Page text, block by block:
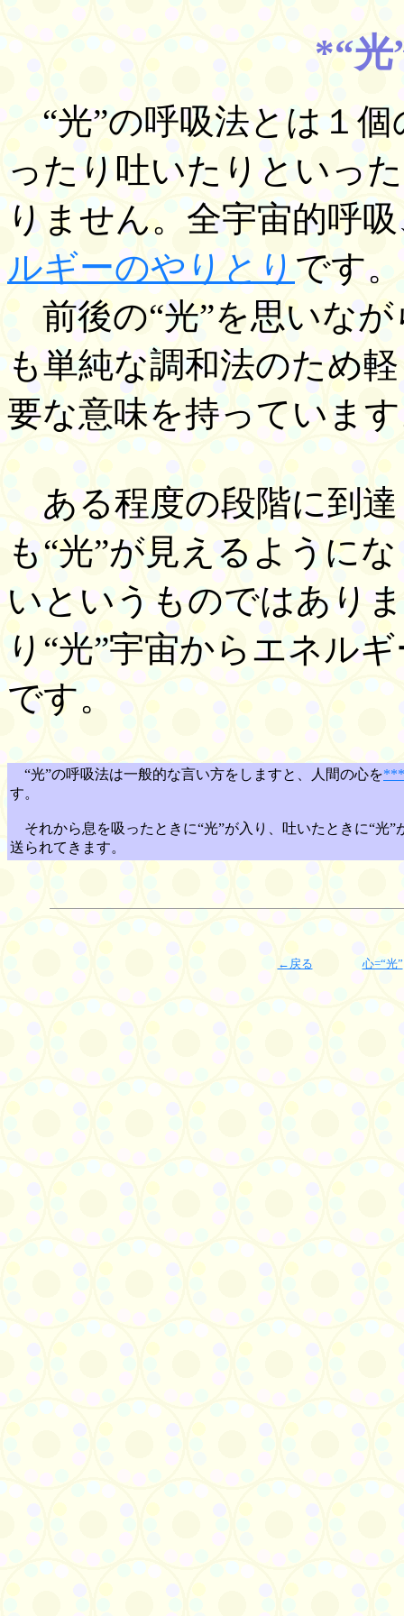
*“光
“光”の呼吸法とは１
ったり吐いたりといっ
りません。全宇宙的呼
ルギーのやりとり です。
前後の“光”を思いなが
も単純な調和法のため
要な意味を持っていま
ある程度の段階に到
も“光”が見えるように
いというものではあり
り“光”宇宙からエネル
です。
“光”の呼吸法は一般的な言い方をしますと、人間の心を
す。
それから息を吸ったときに“光”が入り、吐いたときに“光
送られてきます。
←戻る 心=“光”